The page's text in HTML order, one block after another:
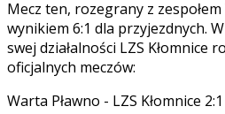
Mecz ten, rozegrany z zespołem
wynikiem 6:1 dla przyjezdnych.
swej działalności LZS Kłomnice
oficjalnych meczów:
Warta Pławno - LZS Kłomnice 2:1